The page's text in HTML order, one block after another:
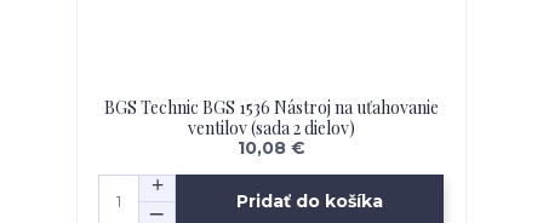
BGS Technic BGS 1536 Nástroj na uťahovanie
ventilov (sada 2 dielov)
10,08 €
Pridať do košíka